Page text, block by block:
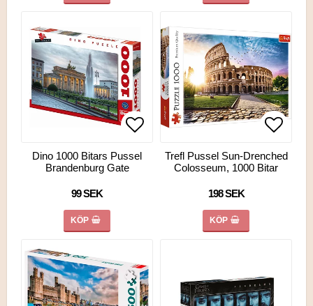
Lägg till i favoritlistan
Dino 1000 Bitars Pussel
Brandenburg Gate
99 SEK
KÖP
Lägg
Lägg
Trefl Pussel Sun-Drenched
Colosseum, 1000 Bitar
198 SEK
KÖP